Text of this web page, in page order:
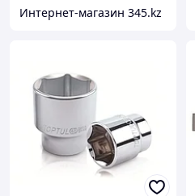
Интернет-магазин 345.kz